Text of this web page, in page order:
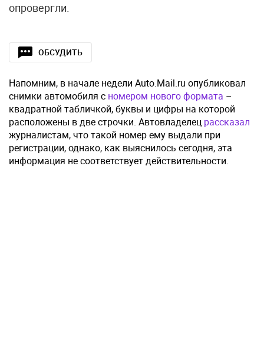
опровергли.
ОБСУДИТЬ
Напомним, в начале недели Auto.Mail.ru опубликовал
снимки автомобиля с номером нового формата –
квадратной табличкой, буквы и цифры на которой
расположены в две строчки. Автовладелец рассказал
журналистам, что такой номер ему выдали при
регистрации, однако, как выяснилось сегодня, эта
информация не соответствует действительности.